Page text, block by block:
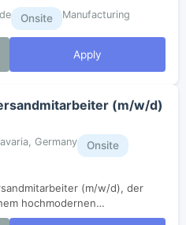
Onsite Manufacturing
Apply
(m/w/d)
Germany Onsite
(m/w/d), der
hochmodernen
arbeiten im Wareneingang